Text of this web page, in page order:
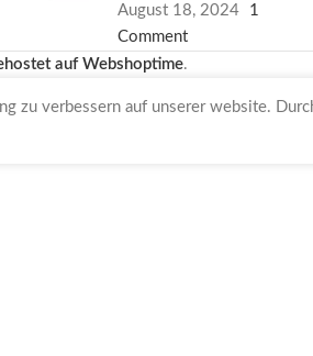
August 18, 2024
1
Comment
auf Webshoptime.
zu verbessern auf unserer website.